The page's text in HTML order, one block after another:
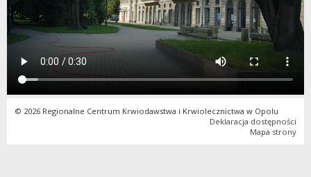
© 2026 Regionalne Centrum Krwiodawstwa i Krwiolecznictwa w Opolu
Deklaracja dostępności
Mapa strony